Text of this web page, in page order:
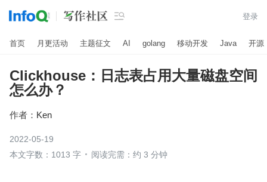
 登录
首页 月更活动 主题征文 AI golang 移动开发 Java 开源
Clickhouse：日志表占用大量磁盘空间
怎么办？
作者： Ken
2022-05-19
本文字数：1013 字
阅读完需：约 3 分钟